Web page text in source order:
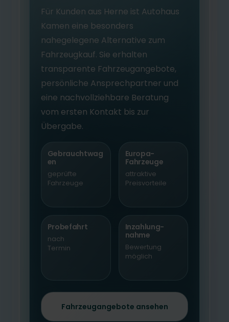
Für Kunden aus Herne ist Autohaus
Kamen eine besonders
nahegelegene Alternative zum
Fahrzeugkauf. Sie erhalten
transparente Fahrzeugangebote,
persönliche Ansprechpartner und
eine nachvollziehbare Beratung
vom ersten Kontakt bis zur
Übergabe.
Gebrauchtwag
en
geprüfte
Fahrzeuge
Europa-
Fahrzeuge
attraktive
Preisvorteile
Probefahrt
nach
Termin
Inzahlung-
nahme
Bewertung
möglich
Fahrzeugangebote ansehen